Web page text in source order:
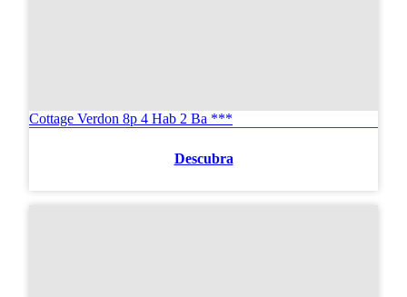
Cottage Verdon 8p 4 Hab 2 Ba ***
Descubra